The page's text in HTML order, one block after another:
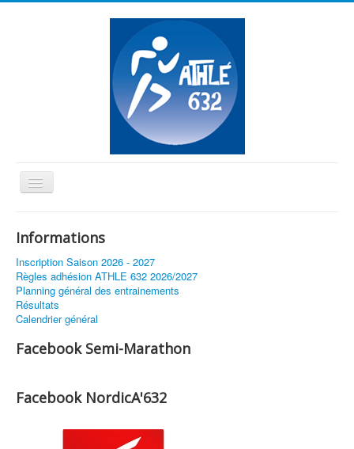
Basculer
la
Vous êtes ici :
Inauguration du stade de Tournefeuille
Informations
Inscription Saison 2026 - 2027
Règles adhésion ATHLE 632 2026/2027
Planning général des entrainements
Résultats
Calendrier général
Facebook Semi-Marathon
Facebook NordicA'632